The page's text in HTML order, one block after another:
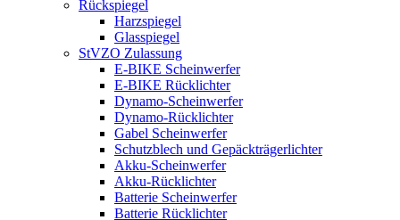
Rückspiegel
Harzspiegel
Glasspiegel
StVZO Zulassung
E-BIKE Scheinwerfer
E-BIKE Rücklichter
Dynamo-Scheinwerfer
Dynamo-Rücklichter
Gabel Scheinwerfer
Schutzblech und Gepäckträgerlichter
Akku-Scheinwerfer
Akku-Rücklichter
Batterie Scheinwerfer
Batterie Rücklichter